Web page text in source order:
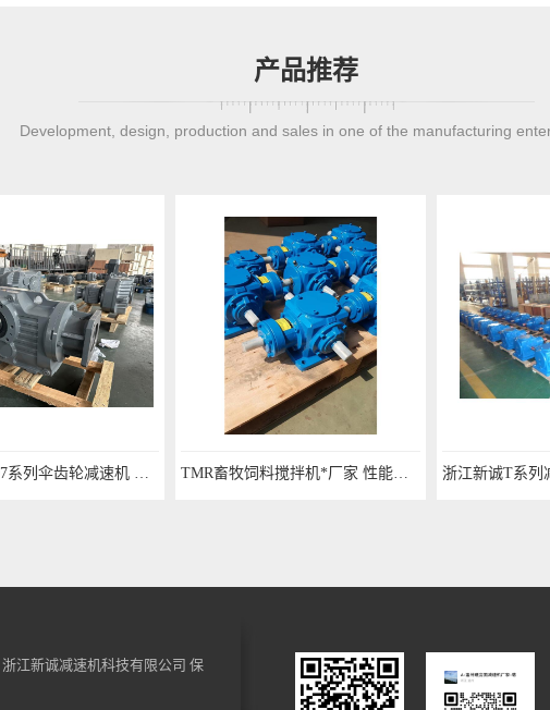
产品推荐
Development, design, production and sales in one of the manufacturing
磨齿DLKA97系列伞齿轮减速机 现货加工 TMR畜牧饲料搅拌机*厂家 性能稳定
浙江新诚减速机科技有限公司 保